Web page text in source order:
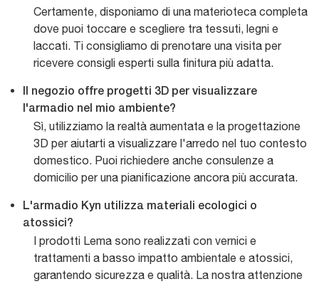
Certamente, disponiamo di una materioteca completa
dove puoi toccare e scegliere tra tessuti, legni e
laccati. Ti consigliamo di prenotare una visita per
ricevere consigli esperti sulla finitura più adatta.
Il negozio offre progetti 3D per visualizzare
l'armadio nel mio ambiente?
Sì, utilizziamo la realtà aumentata e la progettazione
3D per aiutarti a visualizzare l'arredo nel tuo contesto
domestico. Puoi richiedere anche consulenze a
domicilio per una pianificazione ancora più accurata.
L'armadio Kyn utilizza materiali ecologici o
atossici?
I prodotti Lema sono realizzati con vernici e
trattamenti a basso impatto ambientale e atossici,
garantendo sicurezza e qualità. La nostra attenzione